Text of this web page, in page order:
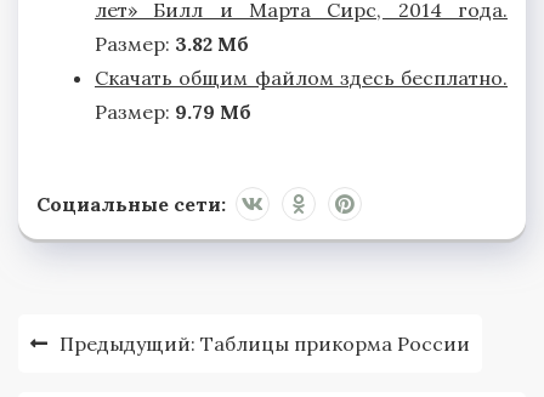
лет» Билл и Марта Сирс, 2014 года.
Размер: 3.82 Мб
Скачать общим файлом здесь бесплатно.
Размер: 9.79 Мб
Социальные сети:
Навигация
Предыдущий: Таблицы прикорма России